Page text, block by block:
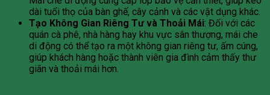
dài tuổi thọ của bàn ghế, cây cảnh và các vật dụng khác.
Tạo Không Gian Riêng Tư và Thoải Mái: Đối với các
quán cà phê, nhà hàng hay khu vực sân thượng, mái che
di động có thể tạo ra một không gian riêng tư, ấm cúng,
giúp khách hàng hoặc thành viên gia đình cảm thấy thư
giãn và thoải mái hơn.